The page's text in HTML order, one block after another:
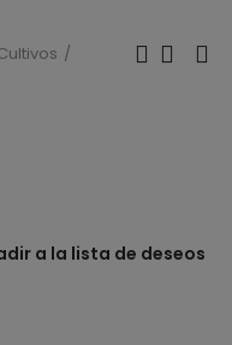
a la lista de deseos